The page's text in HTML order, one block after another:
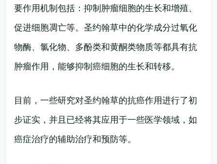
要作用机制包括：抑制肿瘤细胞的生长和增殖、
促进细胞凋亡等。圣约翰草中的化学成分过氧化
物酶、氯化物、多酚类和黄酮类物质等都具有抗
肿瘤作用，能够抑制癌细胞的生长和转移。
目前，一些研究对圣约翰草的抗癌作用进行了初
步证实，并且已经将其应用于一些医学领域，如
癌症治疗的辅助治疗和预防等。